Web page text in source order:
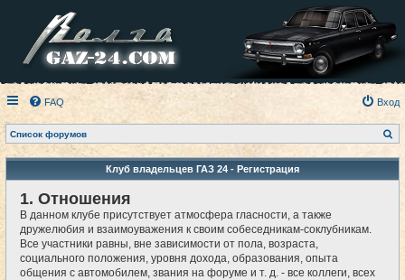
FAQ Вход
Список форумов
о
с
Клуб владельцев ГАЗ 24 - Регистрация
1. Отношения
В данном клубе присутствует атмосфера гласности, а также
дружелюбия и взаимоуважения к своим собеседникам-соклубникам.
Все участники равны, вне зависимости от пола, возраста,
социального положения, уровня дохода, образования, опыта
общения с автомобилем, звания на форуме и т. д. - все коллеги, всех